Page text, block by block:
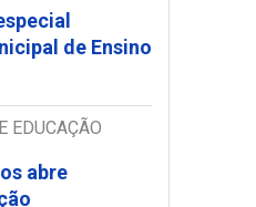
de Ensino
EDUCAÇÃO
abre